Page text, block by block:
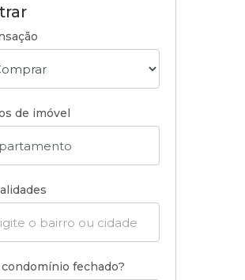
grade
em lista
de imóvel
condomínio fechado?